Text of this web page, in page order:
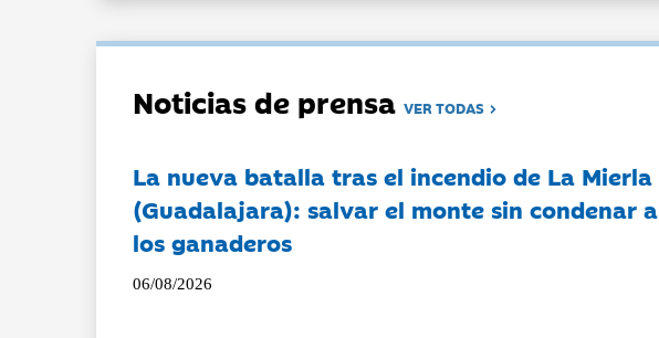
Noticias de prensaVER TODAS
La nueva batalla tras el incendio de La Mierla
(Guadalajara): salvar el monte sin condenar a
los ganaderos
06/08/2026